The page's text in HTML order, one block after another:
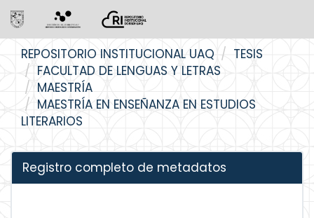
navigation
REPOSITORIO INSTITUCIONAL UAQ
TESIS
FACULTAD DE LENGUAS Y LETRAS
MAESTRÍA
MAESTRÍA EN ENSEÑANZA EN ESTUDIOS
LITERARIOS
Registro completo de metadatos